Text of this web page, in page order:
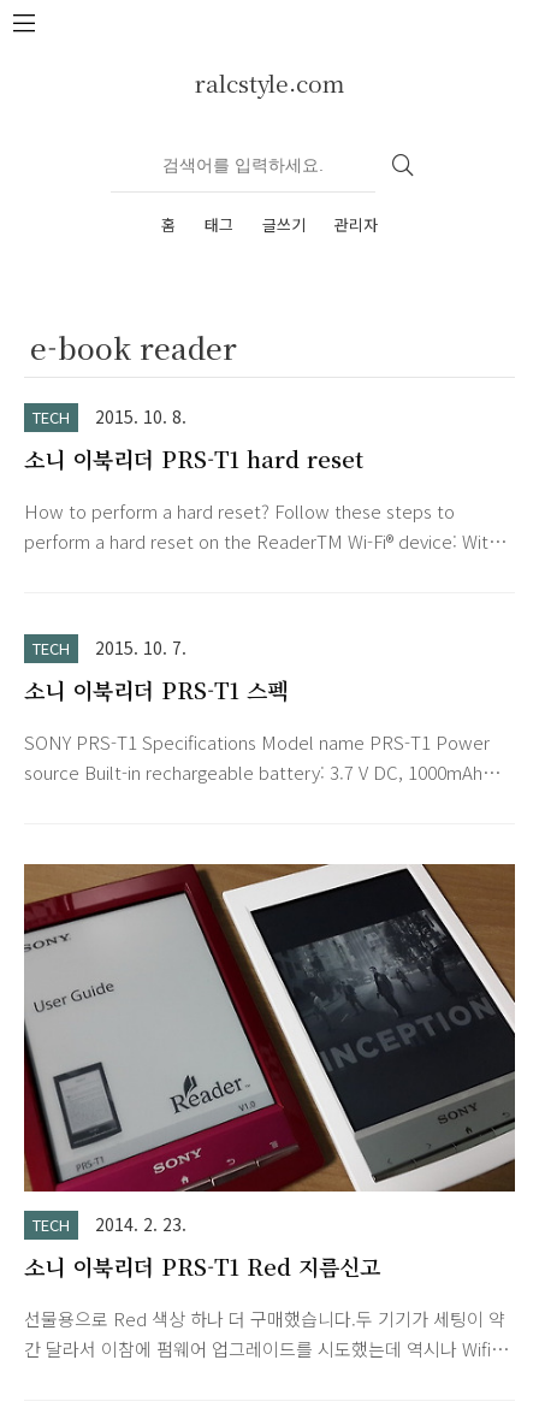
본문 바로가기
ralcstyle.com
홈 태그 글쓰기 관리자
e-book reader
TECH 2015. 10. 8.
소니 이북리더 PRS-T1 hard reset
How to perform a hard reset? Follow these steps to
perform a hard reset on the ReaderTM Wi-Fi® device: With
screen appears. In the Device Shutdown screen, press
Yes. Press the power button again to turn the Reader Wi-
Fi back on. While the screen displays opening book.....,
TECH 2015. 10. 7.
소니 이북리더 PRS-T1 스펙
SONY PRS-T1 Specifications Model name PRS-T1 Power
source Built-in rechargeable battery: 3.7 V DC, 1000mAh
supplied USB cable. Battery life (continuous page turn)
Maximum Battery: Approximately 14,000 continuous page
turns when reading only.* * Measured using a text based
content in ePub format a..
TECH 2014. 2. 23.
소니 이북리더 PRS-T1 Red 지름신고
선물용으로 Red 색상 하나 더 구매했습니다.두 기기가 세팅이 약
간 달라서 이참에 펌웨어 업그레이드를 시도했는데 역시나 Wifi